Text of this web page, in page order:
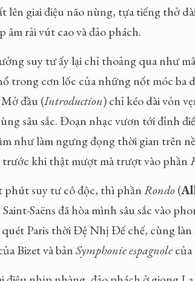
lên giai điệu não nùng, tựa tiếng thở
rải vút cao và đảo phách.
suy tư ấy lại chỉ thoảng qua như
trong cơn lốc của những nốt móc ba
đầu (Introduction) chỉ kéo dài vỏn
sâu sắc. Đoạn nhạc vươn tới đỉnh
như làm ngưng đọng thời gian trên
khi thật mượt mà trượt vào phần
phút suy tư cô độc, thì phầnRondo(
Saëns đã hòa mình sâu sắc vào
quét Paris thời Đệ Nhị Đế chế, cùng làn
Bizet và bảnSymphonie espagnolecủa